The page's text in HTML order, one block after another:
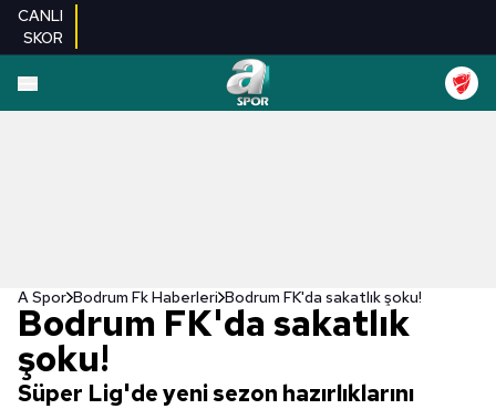
CANLI
SKOR
A Spor Bodrum Fk Haberleri Bodrum FK'da sakatlık şoku!
Bodrum FK'da sakatlık
şoku!
Süper Lig'de yeni sezon hazırlıklarını